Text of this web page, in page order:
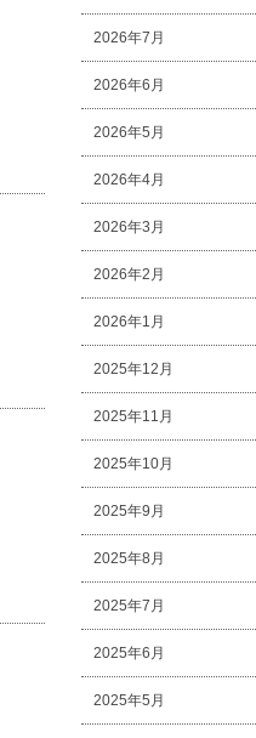
2026年7月
2026年6月
2026年5月
2026年4月
2026年3月
2026年2月
2026年1月
2025年12月
2025年11月
2025年10月
2025年9月
2025年8月
2025年7月
2025年6月
2025年5月